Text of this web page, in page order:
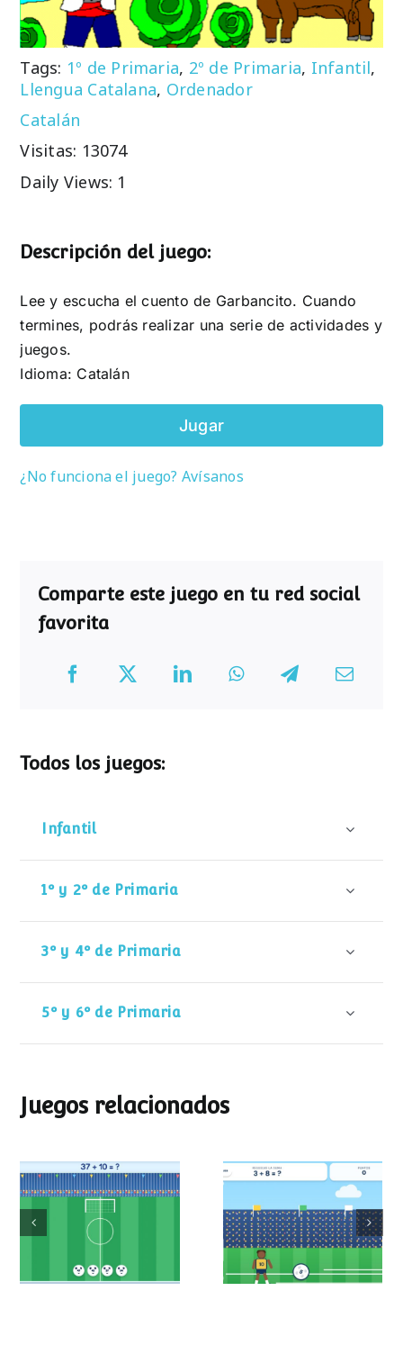
Tags: 1º de Primaria, 2º de Primaria, Infantil,
Llengua Catalana, Ordenador
Catalán
Visitas: 13074
Daily Views: 1
Descripción del juego:
Lee y escucha el cuento de Garbancito. Cuando
termines, podrás realizar una serie de actividades y
juegos.
Idioma: Catalán
Jugar
¿No funciona el juego? Avísanos
Comparte este juego en tu red social
favorita
Todos los juegos:
Infantil
1º y 2º de Primaria
3º y 4º de Primaria
5º y 6º de Primaria
Juegos relacionados
Mundial de
operaciones
Partido de sumas